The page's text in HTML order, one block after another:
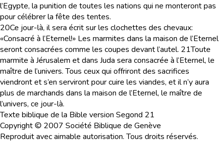
l’Egypte, la punition de toutes les nations qui ne monteront pas
pour célébrer la fête des tentes.
20Ce jour-là, il sera écrit sur les clochettes des chevaux:
«Consacré à l’Eternel!» Les marmites dans la maison de l’Eternel
seront consacrées comme les coupes devant l’autel. 21Toute
marmite à Jérusalem et dans Juda sera consacrée à l’Eternel, le
maître de l’univers. Tous ceux qui offriront des sacrifices
viendront et s’en serviront pour cuire les viandes, et il n’y aura
plus de marchands dans la maison de l’Eternel, le maître de
l’univers, ce jour-là.
Texte biblique de la Bible version Segond 21
Copyright © 2007 Société Biblique de Genève
Reproduit avec aimable autorisation. Tous droits réservés.